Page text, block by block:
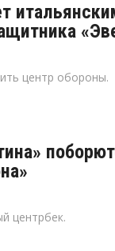
центр обороны.
центрбек.